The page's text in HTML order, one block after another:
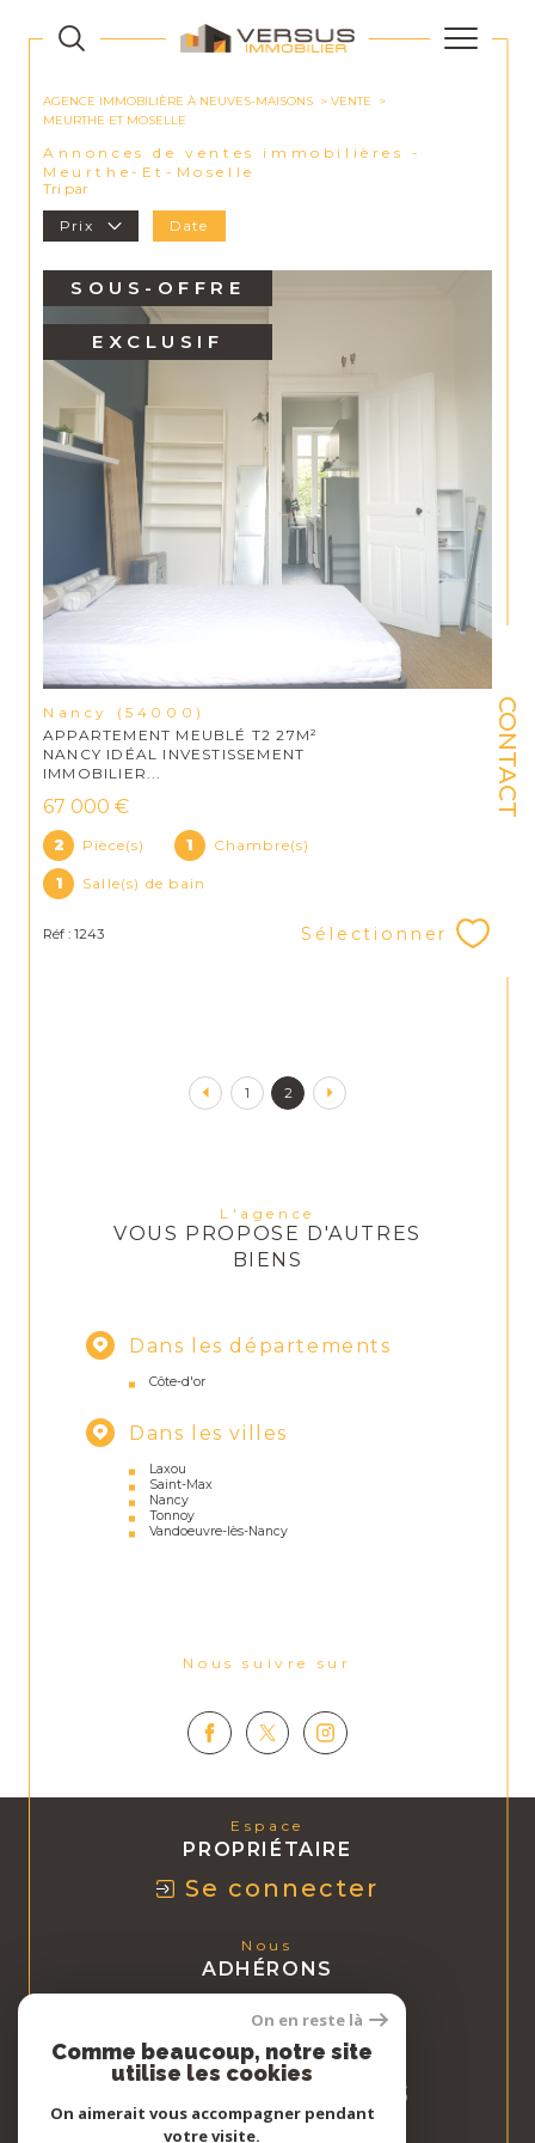
CONTACT
AGENCE IMMOBILIÈRE À NEUVES-MAISONS
VENTE
MEURTHE ET MOSELLE
Annonces de ventes immobilières -
Meurthe-Et-Moselle
Tri par
Prix Date
SOUS-OFFRE
EXCLUSIF
Nancy (54000)
APPARTEMENT MEUBLÉ T2 27M²
NANCY IDÉAL INVESTISSEMENT
IMMOBILIER...
67 000 €
2 Pièce(s) 1 Chambre(s)
1 Salle(s) de bain
Réf : 1243 Sélectionner
1 2
L'agence
VOUS PROPOSE D'AUTRES
BIENS
Dans les départements
Côte-d'or
Dans les villes
Laxou
Saint-Max
Nancy
Tonnoy
Vandoeuvre-lès-Nancy
Nous suivre sur
Espace
PROPRIÉTAIRE
Se connecter
Nous
ADHÉRONS
On en reste là
Comme beaucoup, notre site
utilise les cookies
On aimerait vous accompagner pendant
votre visite.